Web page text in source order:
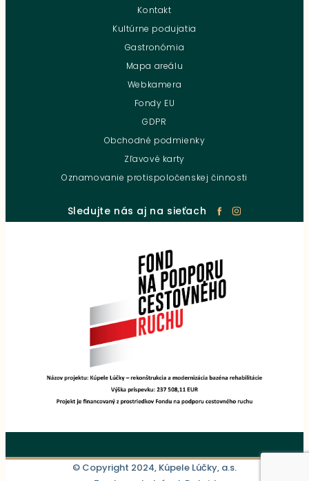
Kontakt
Kultúrne podujatia
Gastronómia
Mapa areálu
Webkamera
Fondy EU
GDPR
Obchodné podmienky
Zľavové karty
Oznamovanie protispoločenskej činnosti
Sledujte nás aj na sieťach
© Copyright 2024, Kúpele Lúčky, a.s.